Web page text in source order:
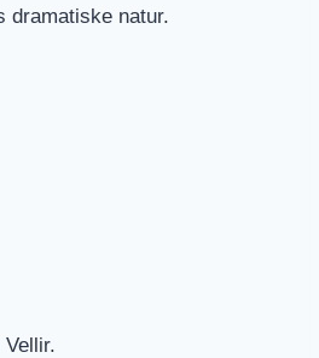
dramatiske natur.
Vellir.